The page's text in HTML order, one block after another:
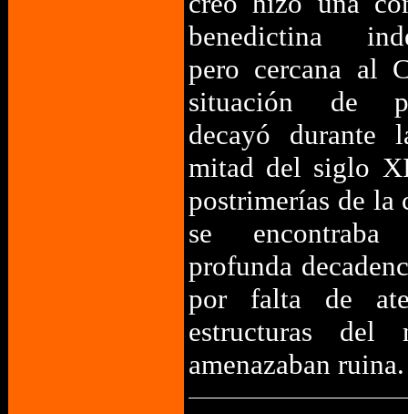
benedictina
pero cercana al
situación de
decayó durante
mitad del siglo
postrimerías de la
se
profunda
por falta de
estructuras del
amenazaban ruina.